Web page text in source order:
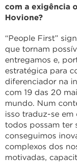
com a exigência
Hovione?
“People First”
que tornam
entregamos e,
estratégica para
diferenciador na
com 19 das 20
mundo. Num
isso traduz-se em
todos possam ter
conseguimos
complexos dos
motivadas,